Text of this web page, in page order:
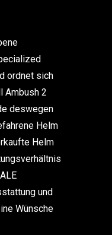
ordnet sich
Ambush 2
deswegen
Helm
Helm
und
Wünsche